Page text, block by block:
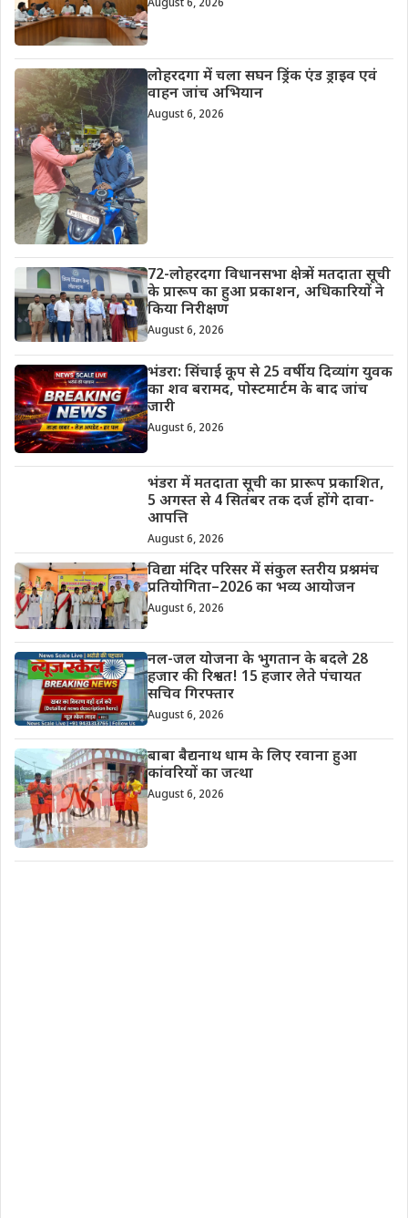
August 6, 2026
लोहरदगा में चला सघन ड्रिंक एंड ड्राइव एवं
वाहन जांच अभियान
August 6, 2026
72-लोहरदगा विधानसभा क्षेत्र में मतदाता सूची
के प्रारूप का हुआ प्रकाशन, अधिकारियों ने
किया निरीक्षण
August 6, 2026
भंडरा: सिंचाई कूप से 25 वर्षीय दिव्यांग युवक
का शव बरामद, पोस्टमार्टम के बाद जांच
जारी
August 6, 2026
भंडरा में मतदाता सूची का प्रारूप प्रकाशित,
5 अगस्त से 4 सितंबर तक दर्ज होंगे दावा-
आपत्ति
August 6, 2026
विद्या मंदिर परिसर में संकुल स्तरीय प्रश्नमंच
प्रतियोगिता–2026 का भव्य आयोजन
August 6, 2026
नल-जल योजना के भुगतान के बदले 28
हजार की रिश्वत! 15 हजार लेते पंचायत
सचिव गिरफ्तार
August 6, 2026
बाबा बैद्यनाथ धाम के लिए रवाना हुआ
कांवरियों का जत्था
August 6, 2026